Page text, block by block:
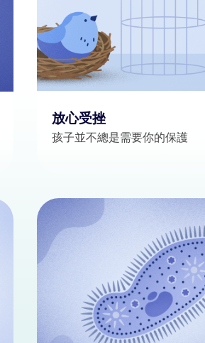
放心受挫
孩子並不總是需要你的保護